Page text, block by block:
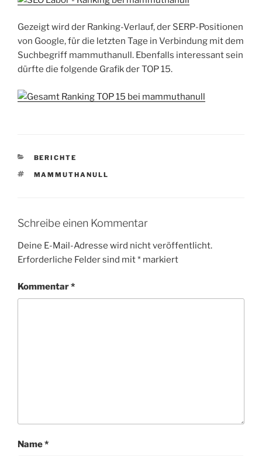
Gezeigt wird der Ranking-Verlauf, der SERP-Positionen
von Google, für die letzten Tage in Verbindung mit dem
Suchbegriff mammuthanull. Ebenfalls interessant sein
dürfte die folgende Grafik der TOP 15.
KATEGORIEN
BERICHTE
SCHLAGWÖRTER
MAMMUTHANULL
Schreibe einen Kommentar
Deine E-Mail-Adresse wird nicht veröffentlicht.
Erforderliche Felder sind mit* markiert
Kommentar*
Name*